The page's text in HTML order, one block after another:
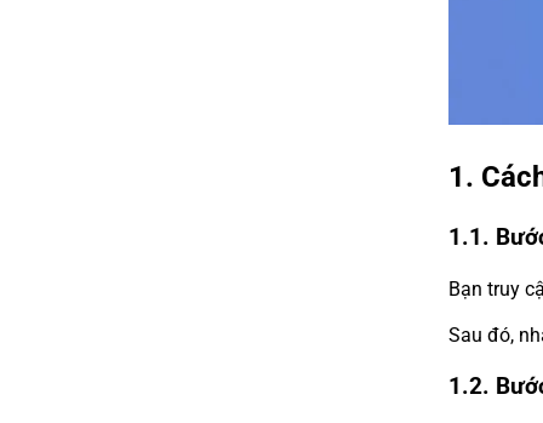
1.
1.1.
Bạn truy
Sau đó,
1.2.